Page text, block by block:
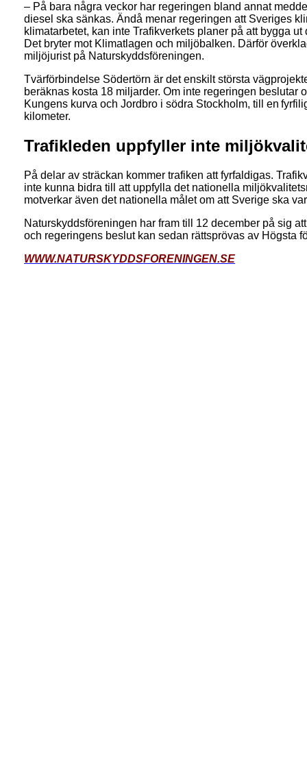
– På bara några veckor har regeringen bland annat
diesel ska sänkas. Ändå menar regeringen att Sveriges
klimatarbetet, kan inte Trafikverkets planer på att bygga
Det bryter mot Klimatlagen och miljöbalken. Därför
miljöjurist på Naturskyddsföreningen.
Tvärförbindelse Södertörn är det enskilt största
beräknas kosta 18 miljarder. Om inte regeringen beslutar
Kungens kurva och Jordbro i södra Stockholm, till en
kilometer.
Trafikleden uppfyller inte
På delar av sträckan kommer trafiken att fyrfaldigas.
inte kunna bidra till att uppfylla det nationella
motverkar även det nationella målet om att Sverige ska
Naturskyddsföreningen har fram till 12 december på sig
och regeringens beslut kan sedan rättsprövas av Högsta
WWW.NATURSKYDDSFORENINGEN.SE